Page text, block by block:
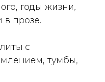
годы жизни,
в прозе.
с
тумбы,